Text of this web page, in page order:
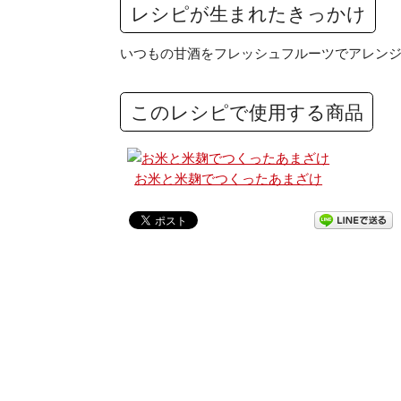
レシピが生まれたきっかけ
いつもの甘酒をフレッシュフルーツでアレン
このレシピで使用する商品
お米と米麹でつくったあまざけ